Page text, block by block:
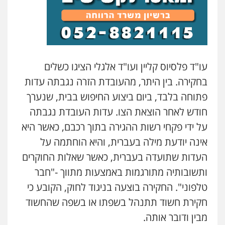
עו"ד שנהב אילון
פלילי פשיעה חמורה חקירות ומעצרים
נוער עורכי דין לענייני אסירים תעבורה
עו"ד אורנת קמרון
משפחה נוער
0505417090
עו"ד חמאדה מסרי
0526631970
שני אלגרבלי – משרד עורכי דין
פלילי עורכי דין לענייני אסירים תעבורה
0507120031
עו"ד פלסיוס קליין ועו"ד אלגלי הציגו כשלים
בחקירה. בין היתר, מהעובדת הזרה נגבתה עדות
פתוחה בלבד, ביום ביצוע החיפוש בבית, שנערך
חודש לאחר הוצאת הצו. עדות העובדת נגבתה
על ידי פקחי רשות ההגירה בתוך רכבם, כאשר היא
אינה יודעת מילה בעברית, והיא הוחתמה על
העדות שתועדה בעברית, כאשר שאלות החוקרים
ותשובותיה מתורגמות באמצעות מתווך -"חבר
טלפוני". החקירה בוצעה בניגוד לחוק, הקובע כי
חקירת חשוד תתנהל בשפתו או בשפה שהחשוד
מבין ודובר אותה.